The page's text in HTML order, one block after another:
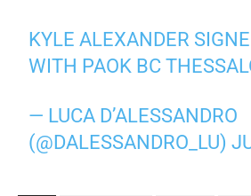
KYLE ALEXANDER
WITH PAOK BC
— LUCA D’ALESSANDRO
(@DALESSANDRO_LU)